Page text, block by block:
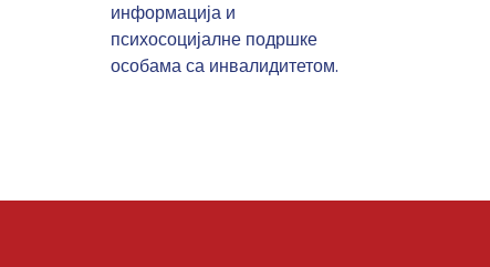
информација и
психосоцијалне подршке
особама са инвалидитетом.